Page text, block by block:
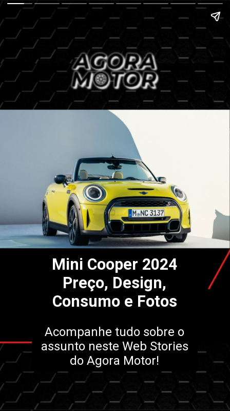
Acompanhe tudo sobre o
assunto neste Web Stories
do Agora Motor!
Mini Cooper 2024
Preço, Design,
Consumo e Fotos